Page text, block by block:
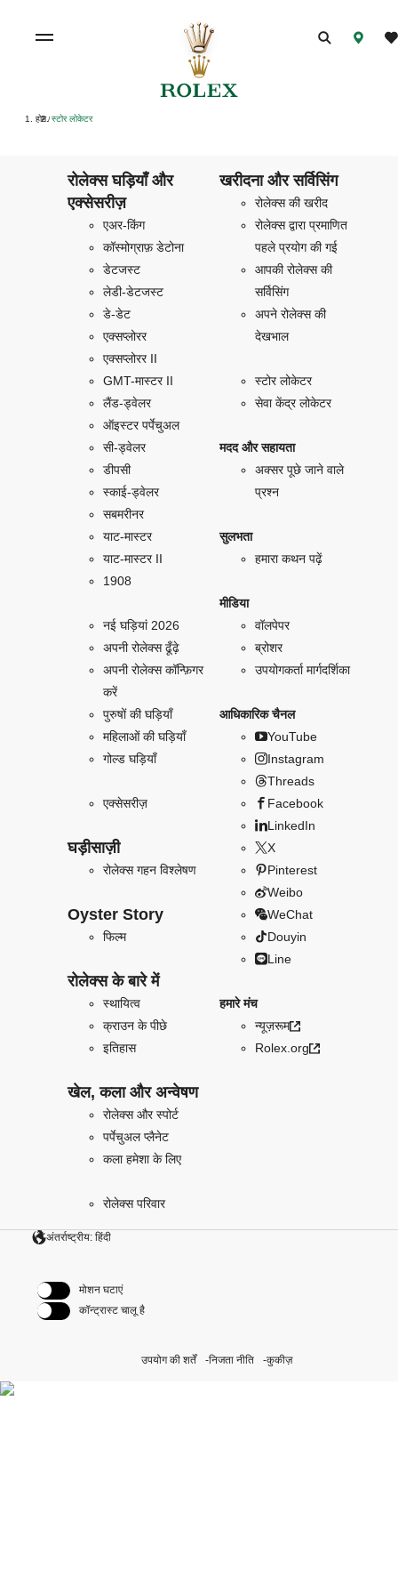
होम/ स्टोर लोकेटर
रोलेक्स घड़ियाँ और
एक्सेसरीज़
एअर-किंग
कॉस्मोग्राफ़ डेटोना
डेटजस्ट
लेडी-डेटजस्ट
डे-डेट
एक्सप्लोरर
एक्सप्लोरर II
GMT-मास्टर II
लैंड-ड्वेलर
ऑइस्टर पर्पेचुअल
सी-ड्वेलर
डीपसी
स्काई-ड्वेलर
सबमरीनर
याट-मास्टर
याट-मास्टर II
1908
नई घड़ियां 2026
अपनी रोलेक्स ढूँढ़े
अपनी रोलेक्स कॉन्फ़िगर
करें
पुरुषों की घड़ियाँ
महिलाओं की घड़ियाँ
गोल्ड घड़ियाँ
एक्सेसरीज़
घड़ीसाज़ी
रोलेक्स गहन विश्लेषण
Oyster Story
फिल्म
रोलेक्स के बारे में
स्थायित्व
क्राउन के पीछे
इतिहास
खेल, कला और अन्वेषण
रोलेक्स और स्पोर्ट
पर्पेचुअल प्लैनेट
कला हमेशा के लिए
रोलेक्स परिवार
खरीदना और सर्विसिंग
रोलेक्स की खरीद
रोलेक्स द्वारा प्रमाणित
पहले प्रयोग की गई
आपकी रोलेक्स की
सर्विसिंग
अपने रोलेक्स की
देखभाल
स्टोर लोकेटर
सेवा केंद्र लोकेटर
मदद और सहायता
अक्सर पूछे जाने वाले
प्रश्न
सुलभता
हमारा कथन पढ़ें
मीडिया
वॉलपेपर
ब्रोशर
उपयोगकर्ता मार्गदर्शिका
आधिकारिक चैनल
YouTube
Instagram
Threads
Facebook
LinkedIn
X
Pinterest
Weibo
WeChat
Douyin
Line
हमारे मंच
न्यूज़रूम
Rolex.org
अंतर्राष्ट्रीय: हिंदी
मोशन घटाएं
कॉन्ट्रास्ट चालू है
उपयोग की शर्तें निजता नीति कुकीज़